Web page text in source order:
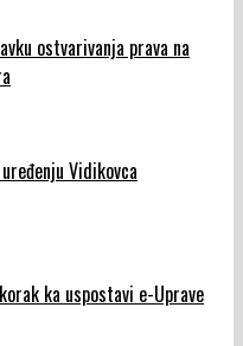
ostvarivanja prava na
Vidikovca
ka uspostavi e-Uprave